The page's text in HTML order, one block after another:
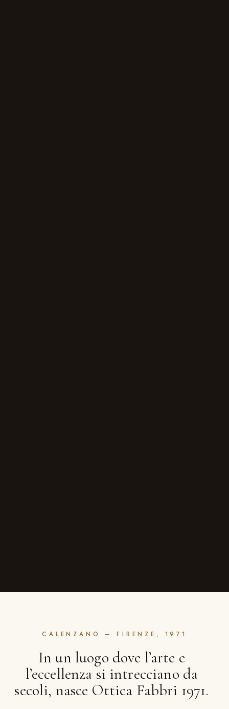
CALENZANO — FIRENZE, 1971
In un luogo dove l’arte e
l’eccellenza si intrecciano da
secoli, nasce Ottica Fabbri 1971.